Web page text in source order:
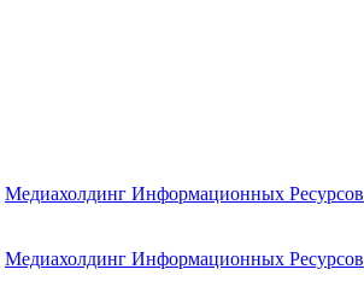
Медиахолдинг Информационных Ресурсов
Медиахолдинг Информационных Ресурсов